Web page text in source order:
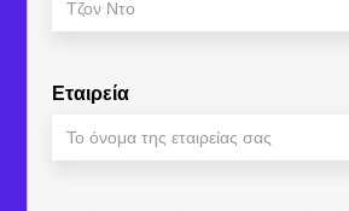
Εταιρεία